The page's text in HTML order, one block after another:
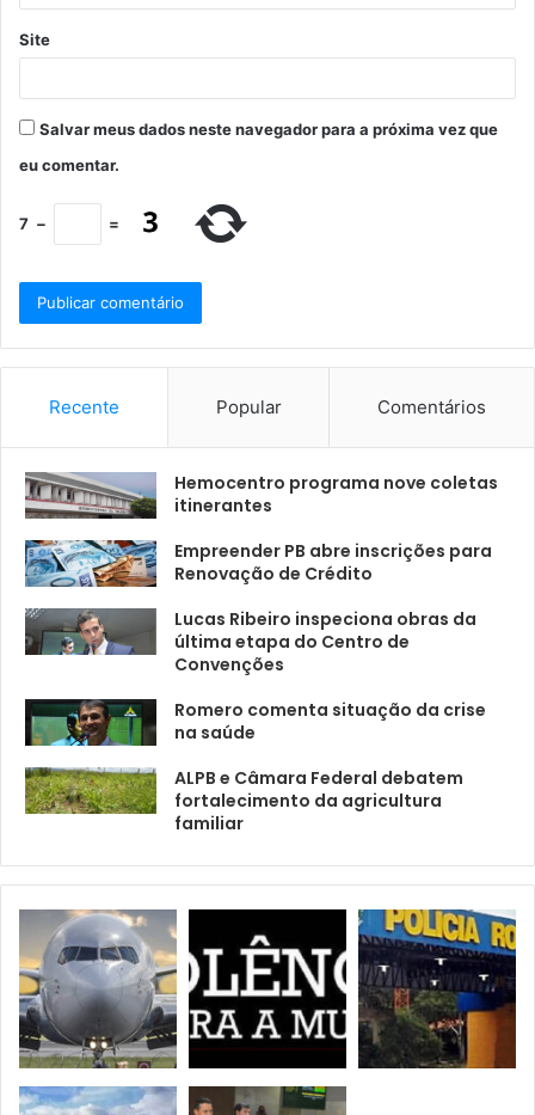
Site
Salvar meus dados neste navegador para a próxima vez que
eu comentar.
7 − =
Recente Popular Comentários
Hemocentro programa nove coletas
itinerantes
Empreender PB abre inscrições para
Renovação de Crédito
Lucas Ribeiro inspeciona obras da
última etapa do Centro de
Convenções
Romero comenta situação da crise
na saúde
ALPB e Câmara Federal debatem
fortalecimento da agricultura
familiar